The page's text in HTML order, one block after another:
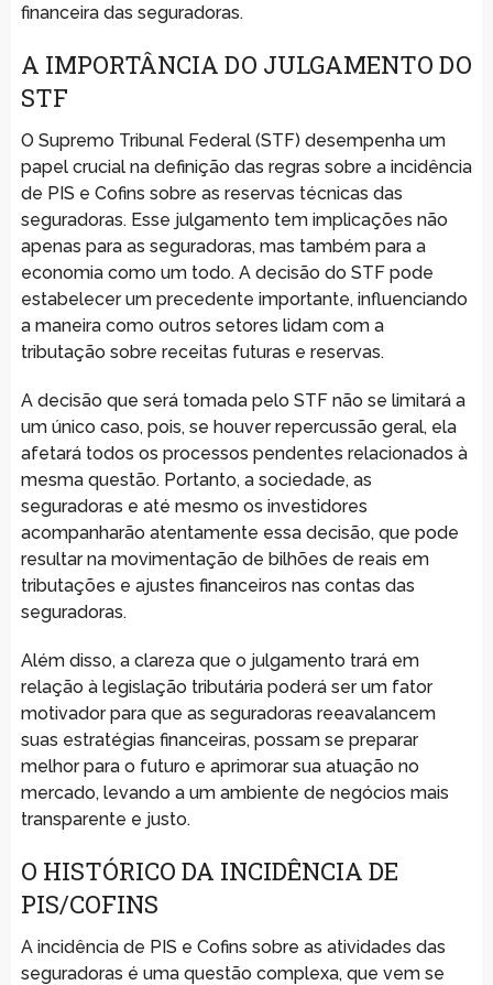
financeira das seguradoras.
A IMPORTÂNCIA DO JULGAMENTO DO
STF
O Supremo Tribunal Federal (STF) desempenha um
papel crucial na definição das regras sobre a incidência
de PIS e Cofins sobre as reservas técnicas das
seguradoras. Esse julgamento tem implicações não
apenas para as seguradoras, mas também para a
economia como um todo. A decisão do STF pode
estabelecer um precedente importante, influenciando
a maneira como outros setores lidam com a
tributação sobre receitas futuras e reservas.
A decisão que será tomada pelo STF não se limitará a
um único caso, pois, se houver repercussão geral, ela
afetará todos os processos pendentes relacionados à
mesma questão. Portanto, a sociedade, as
seguradoras e até mesmo os investidores
acompanharão atentamente essa decisão, que pode
resultar na movimentação de bilhões de reais em
tributações e ajustes financeiros nas contas das
seguradoras.
Além disso, a clareza que o julgamento trará em
relação à legislação tributária poderá ser um fator
motivador para que as seguradoras reeavalancem
suas estratégias financeiras, possam se preparar
melhor para o futuro e aprimorar sua atuação no
mercado, levando a um ambiente de negócios mais
transparente e justo.
O HISTÓRICO DA INCIDÊNCIA DE
PIS/COFINS
A incidência de PIS e Cofins sobre as atividades das
seguradoras é uma questão complexa, que vem se